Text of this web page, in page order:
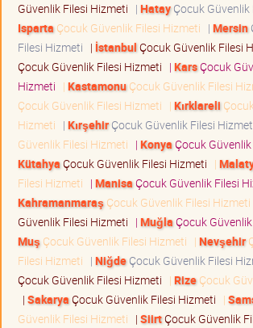
Güvenlik Filesi Hizmeti | HatayÇocuk Güvenlik
Isparta Çocuk Güvenlik Filesi Hizmeti | Mersin
Filesi Hizmeti | İstanbulÇocuk Güvenlik Filesi
Çocuk Güvenlik Filesi Hizmeti | KarsÇocuk
Hizmeti | KastamonuÇocuk Güvenlik Filesi
Çocuk Güvenlik Filesi Hizmeti | Kırklareli
Hizmeti | KırşehirÇocuk Güvenlik Filesi
Güvenlik Filesi Hizmeti | KonyaÇocuk
KütahyaÇocuk Güvenlik Filesi Hizmeti |
Filesi Hizmeti | ManisaÇocuk Güvenlik Filesi
Kahramanmaraş Çocuk Güvenlik Filesi Hizmeti
Güvenlik Filesi Hizmeti | MuğlaÇocuk
Muş Çocuk Güvenlik Filesi Hizmeti | Nevşehir
Filesi Hizmeti | NiğdeÇocuk Güvenlik Filesi
Çocuk Güvenlik Filesi Hizmeti | RizeÇocuk
| SakaryaÇocuk Güvenlik Filesi Hizmeti |
Güvenlik Filesi Hizmeti | SiirtÇocuk Güvenlik